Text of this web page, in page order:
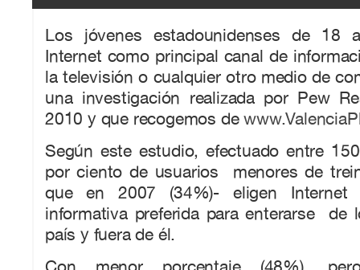
Los jóvenes estadounidenses de 18
Internet como principal canal de
la televisión o cualquier otro medio de
una investigación realizada por Pew
2010 y que recogemos de
Según este estudio, efectuado entre
por ciento de usuarios menores de
que en 2007 (34%)- eligen Internet
informativa preferida para enterarse de
país y fuera de él.